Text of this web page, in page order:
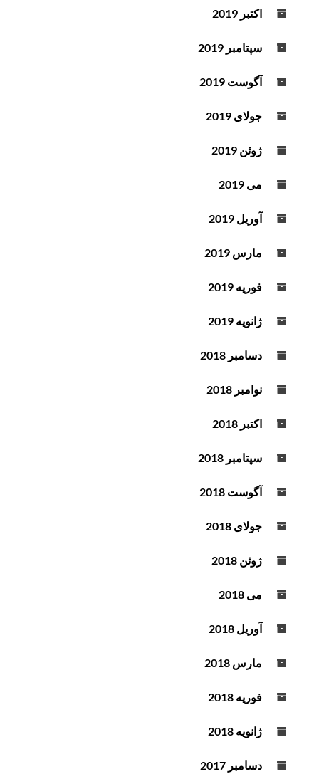
اکتبر 2019
سپتامبر 2019
آگوست 2019
جولای 2019
ژوئن 2019
می 2019
آوریل 2019
مارس 2019
فوریه 2019
ژانویه 2019
دسامبر 2018
نوامبر 2018
اکتبر 2018
سپتامبر 2018
آگوست 2018
جولای 2018
ژوئن 2018
می 2018
آوریل 2018
مارس 2018
فوریه 2018
ژانویه 2018
دسامبر 2017